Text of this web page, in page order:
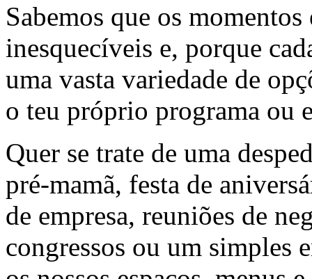
Sabemos que os momentos
inesquecíveis e, porque
uma vasta variedade de
o teu próprio programa ou
Quer se trate de uma
pré-mamã, festa de
de empresa, reuniões de
congressos ou um simples